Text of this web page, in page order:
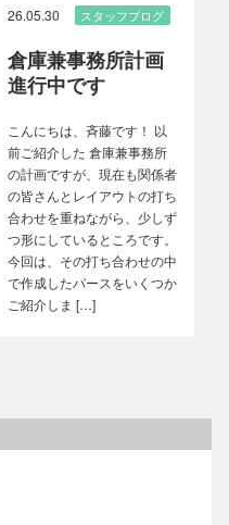
26.05.30 スタッフブログ
倉庫兼事務所計画
進行中です
こんにちは、斉藤です！ 以
前ご紹介した 倉庫兼事務所
の計画ですが、現在も関係者
の皆さんとレイアウトの打ち
合わせを重ねながら、少しず
つ形にしているところです。
今回は、その打ち合わせの中
で作成したパースをいくつか
ご紹介しま […]